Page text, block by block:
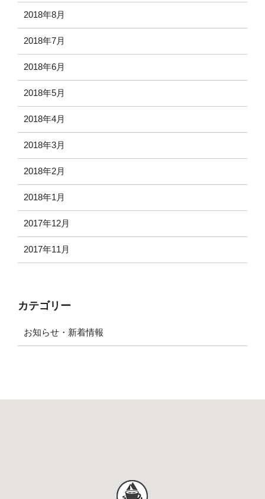
2018年8月
2018年7月
2018年6月
2018年5月
2018年4月
2018年3月
2018年2月
2018年1月
2017年12月
2017年11月
カテゴリー
お知らせ・新着情報